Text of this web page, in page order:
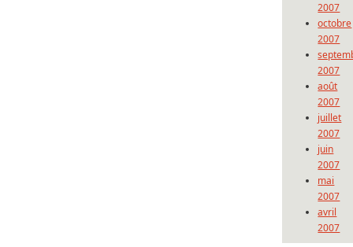
2007
octobre
2007
2007
août
2007
juillet
2007
juin
2007
mai
2007
avril
2007